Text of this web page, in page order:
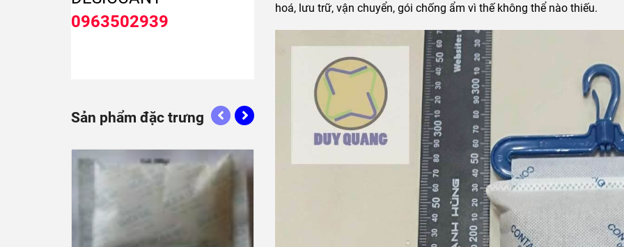
hoá, lưu trữ, vận chuyển, gói chống ẩm vì thế không thể nào thiếu.
0963502939
Sản phẩm đặc trưng